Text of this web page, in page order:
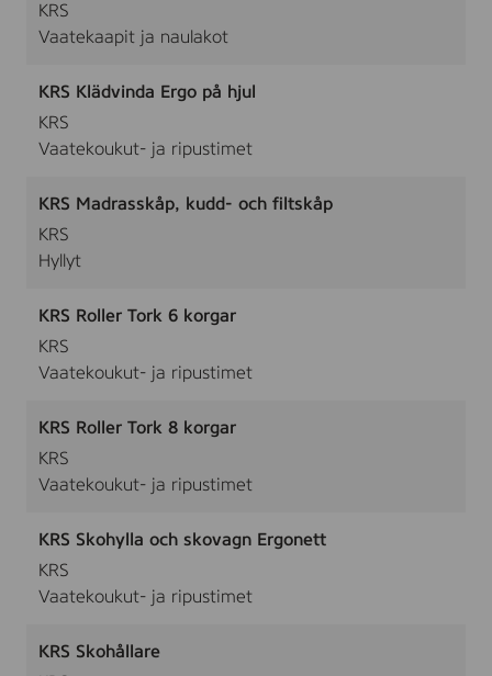
KRS
Vaatekaapit ja naulakot
KRS Klädvinda Ergo på hjul
KRS
Vaatekoukut- ja ripustimet
KRS Madrasskåp, kudd- och filtskåp
KRS
Hyllyt
KRS Roller Tork 6 korgar
KRS
Vaatekoukut- ja ripustimet
KRS Roller Tork 8 korgar
KRS
Vaatekoukut- ja ripustimet
KRS Skohylla och skovagn Ergonett
KRS
Vaatekoukut- ja ripustimet
KRS Skohållare